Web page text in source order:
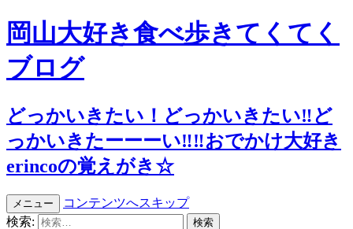
岡山大好き食べ歩きてくてく
ブログ
どっかいきたい！どっかいきたい‼︎ど
っかいきたーーーい‼︎‼︎おでかけ大好き
erincoの覚えがき☆
メニュー
コンテンツへスキップ
検索: